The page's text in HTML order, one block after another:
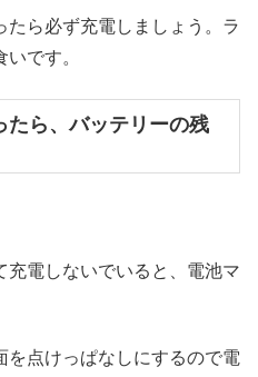
ら必ず充電しましょう。ラ
です。
たら、バッテリーの残
電しないでいると、電池マ
を点けっぱなしにするので電